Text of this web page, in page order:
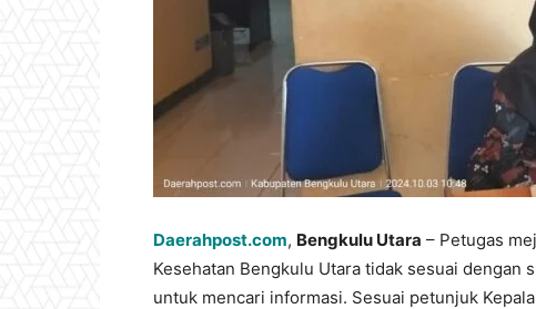
Daerahpost.com, Bengkulu Utara – Petugas
Kesehatan Bengkulu Utara tidak sesuai dengan
untuk mencari informasi. Sesuai petunjuk